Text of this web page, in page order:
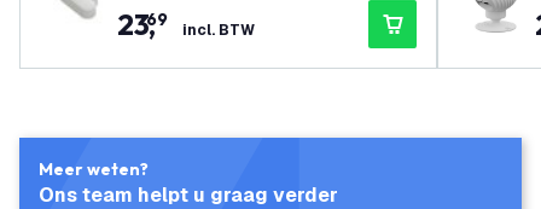
23,
69 incl. BTW
Meer weten?
Ons team helpt u graag verder